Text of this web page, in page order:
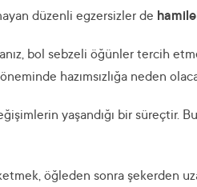
düzenli egzersizler de
bol sebzeli öğünler tercih
hazımsızlığa neden
yaşandığı bir süreçtir.
öğleden sonra şekerden